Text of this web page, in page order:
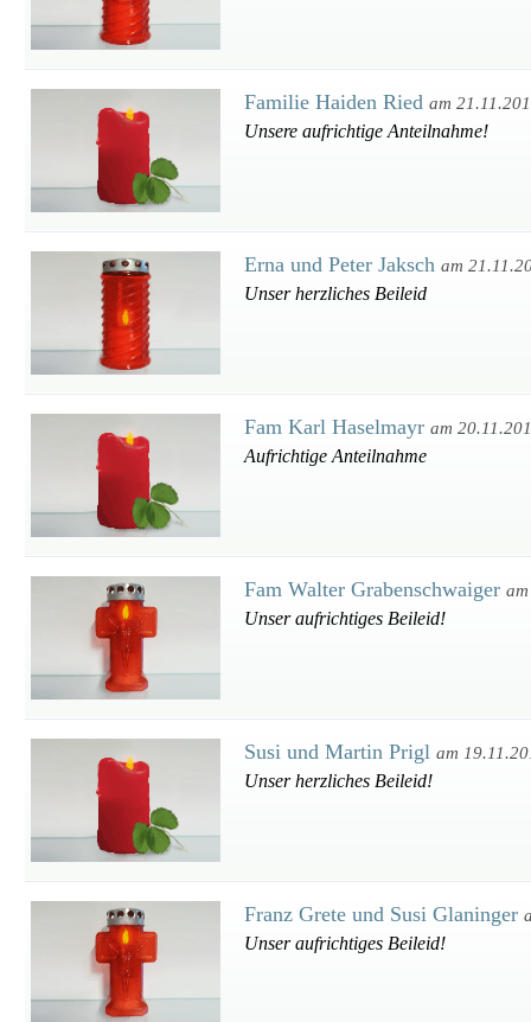
Familie Haiden Ried am
Unsere aufrichtige Anteilnahme!
Erna und Peter Jaksch am
Unser herzliches Beileid
Fam Karl Haselmayr am
Aufrichtige Anteilnahme
Fam Walter Grabenschwaiger
Unser aufrichtiges Beileid!
Susi und Martin Prigl am
Unser herzliches Beileid!
Franz Grete und Susi Glaninger
Unser aufrichtiges Beileid!